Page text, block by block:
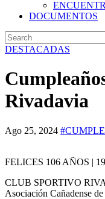
DOCUMENTOS
DESTACADAS
Rivadavia
Ago 25, 2024
FELICES 106 AÑOS |
CLUB SPORTIVO
Asociación Cañadense